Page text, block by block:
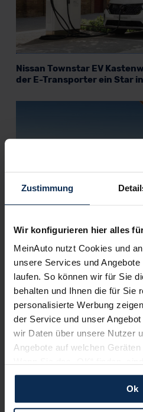
Zustimmung
Wir konfigurieren hier alles
MeinAuto nutzt Cookies und
unsere Services und
laufen. So können wir für Sie
behalten und Ihnen die für Sie
personalisierte Werbung
der Service und unser
wir Daten über unsere Nutzer
Angebote auf welchen
und erlauben uns Cookies für
verwenden und diese Daten
etwa an unsere
Ok
Nissan Townstar EV
der E-Transporter ein Star
Nissan Qashqai e-Power
außergewöhnliche Hybrid-
Weitere Artikel im
Nissan Townstar Kombi
Familien-Van ein Caddy-
zum Automagazin